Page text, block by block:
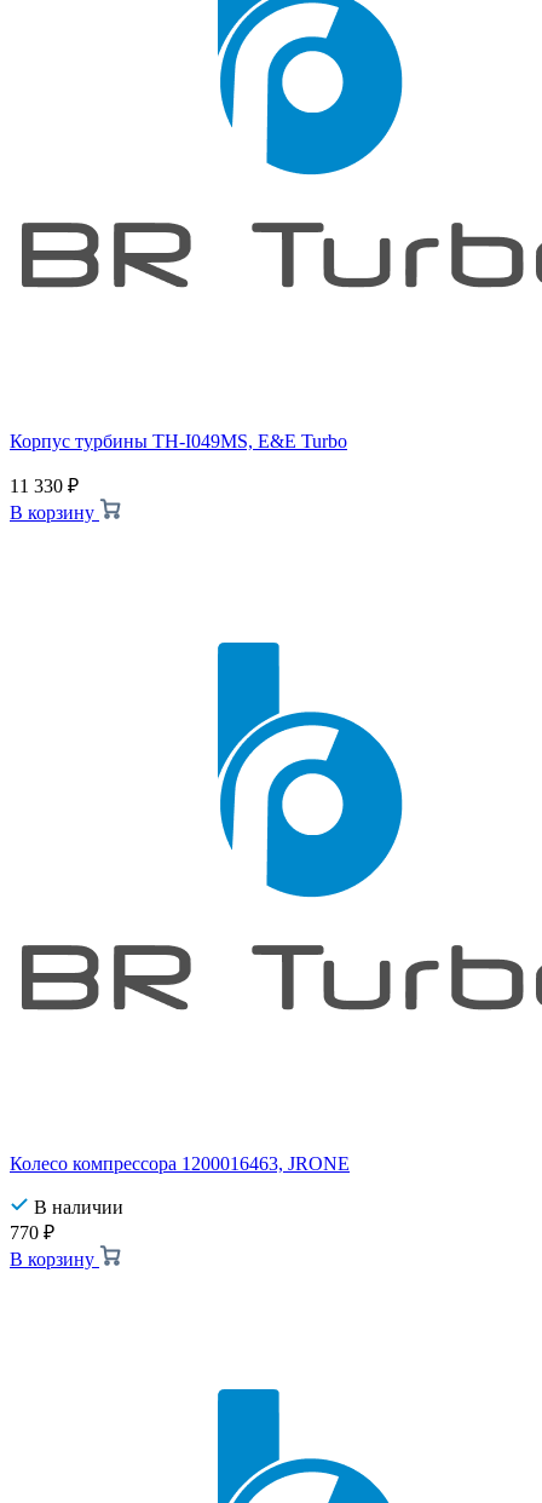
Корпус турбины TH-I049MS, E&E Turbo
11 330 ₽
В корзину
Колесо компрессора 1200016463, JRONE
В наличии
770 ₽
В корзину